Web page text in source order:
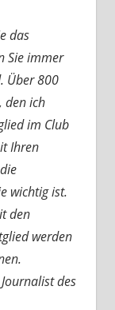
das
Sie immer
Über 800
den ich
im Club
Ihren
wichtig ist.
den
werden
des